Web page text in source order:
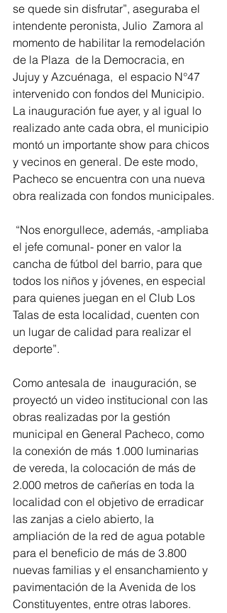
se quede sin disfrutar”, aseguraba el
intendente peronista, Julio  Zamora al
momento de habilitar la remodelación
de la Plaza  de la Democracia, en
Jujuy y Azcuénaga,  el espacio N°47
intervenido con fondos del Municipio.
La inauguración fue ayer, y al igual lo
realizado ante cada obra, el municipio
montó un importante show para chicos
y vecinos en general. De este modo,
Pacheco se encuentra con una nueva
obra realizada con fondos municipales.
el jefe comunal- poner en valor la
cancha de fútbol del barrio, para que
todos los niños y jóvenes, en especial
para quienes juegan en el Club Los
Talas de esta localidad, cuenten con
un lugar de calidad para realizar el
deporte”.
Como antesala de  inauguración, se
proyectó un video institucional con las
obras realizadas por la gestión
municipal en General Pacheco, como
la conexión de más 1.000 luminarias
de vereda, la colocación de más de
2.000 metros de cañerías en toda la
localidad con el objetivo de erradicar
las zanjas a cielo abierto, la
ampliación de la red de agua potable
para el beneficio de más de 3.800
nuevas familias y el ensanchamiento y
pavimentación de la Avenida de los
Constituyentes, entre otras labores.